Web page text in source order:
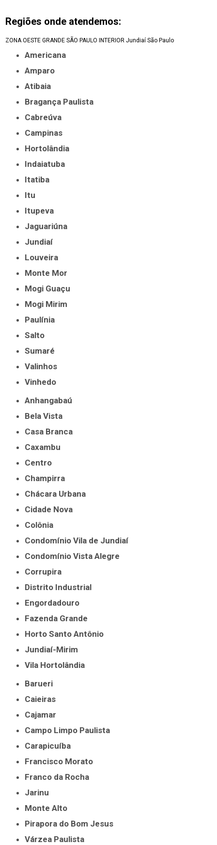
Regiões onde atendemos:
ZONA OESTE GRANDE SÃO PAULO INTERIOR Jundiaí São Paulo
Americana
Amparo
Atibaia
Bragança Paulista
Cabreúva
Campinas
Hortolândia
Indaiatuba
Itatiba
Itu
Itupeva
Jaguariúna
Jundiaí
Louveira
Monte Mor
Mogi Guaçu
Mogi Mirim
Paulínia
Salto
Sumaré
Valinhos
Vinhedo
Anhangabaú
Bela Vista
Casa Branca
Caxambu
Centro
Champirra
Chácara Urbana
Cidade Nova
Colônia
Condomínio Vila de Jundiaí
Condomínio Vista Alegre
Corrupira
Distrito Industrial
Engordadouro
Fazenda Grande
Horto Santo Antônio
Jundiaí-Mirim
Vila Hortolândia
Barueri
Caieiras
Cajamar
Campo Limpo Paulista
Carapicuíba
Francisco Morato
Franco da Rocha
Jarinu
Monte Alto
Pirapora do Bom Jesus
Várzea Paulista